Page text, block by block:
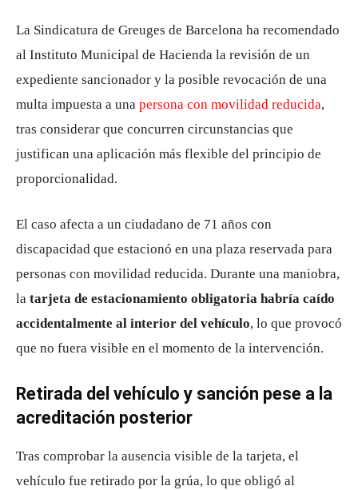
La Sindicatura de Greuges de Barcelona ha recomendado
al Instituto Municipal de Hacienda la revisión de un
expediente sancionador y la posible revocación de una
multa impuesta a una persona con movilidad reducida,
tras considerar que concurren circunstancias que
justifican una aplicación más flexible del principio de
proporcionalidad.
El caso afecta a un ciudadano de 71 años con
discapacidad que estacionó en una plaza reservada para
personas con movilidad reducida. Durante una maniobra,
la tarjeta de estacionamiento obligatoria habría caído
accidentalmente al interior del vehículo, lo que provocó
que no fuera visible en el momento de la intervención.
Retirada del vehículo y sanción pese a la
acreditación posterior
Tras comprobar la ausencia visible de la tarjeta, el
vehículo fue retirado por la grúa, lo que obligó al